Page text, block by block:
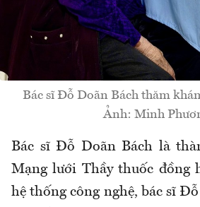
Bác sĩ Đỗ Doãn Bách thăm
Ảnh: Minh
Bác sĩ Đỗ Doãn Bách là
Mạng lưới Thầy thuốc đồng
hệ thống công nghệ, bác sĩ